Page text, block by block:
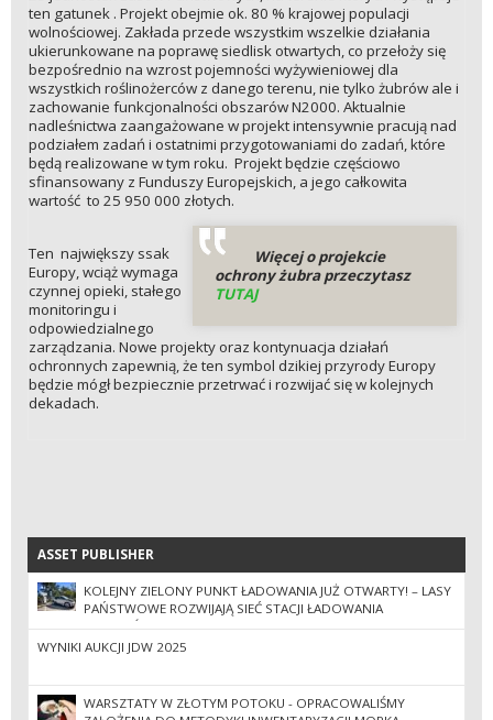
ten gatunek . Projekt obejmie ok. 80 % krajowej populacji
wolnościowej. Zakłada przede wszystkim wszelkie działania
ukierunkowane na poprawę siedlisk otwartych, co przełoży się
bezpośrednio na wzrost pojemności wyżywieniowej dla
wszystkich roślinożerców z danego terenu, nie tylko żubrów ale i
zachowanie funkcjonalności obszarów N2000. Aktualnie
nadleśnictwa zaangażowane w projekt intensywnie pracują nad
podziałem zadań i ostatnimi przygotowaniami do zadań, które
będą realizowane w tym roku. Projekt będzie częściowo
sfinansowany z Funduszy Europejskich, a jego całkowita
wartość to 25 950 000 złotych.
Więcej o projekcie
ochrony żubra przeczytasz
TUTAJ
Ten największy ssak
Europy, wciąż wymaga
czynnej opieki, stałego
monitoringu i
odpowiedzialnego
zarządzania. Nowe projekty oraz kontynuacja działań
ochronnych zapewnią, że ten symbol dzikiej przyrody Europy
będzie mógł bezpiecznie przetrwać i rozwijać się w kolejnych
dekadach.
ASSET PUBLISHER
ASSET PUBLISHER
KOLEJNY ZIELONY PUNKT ŁADOWANIA JUŻ OTWARTY! – LASY
PAŃSTWOWE ROZWIJAJĄ SIEĆ STACJI ŁADOWANIA
POJAZDÓW
WYNIKI AUKCJI JDW 2025
WARSZTATY W ZŁOTYM POTOKU - OPRACOWALIŚMY